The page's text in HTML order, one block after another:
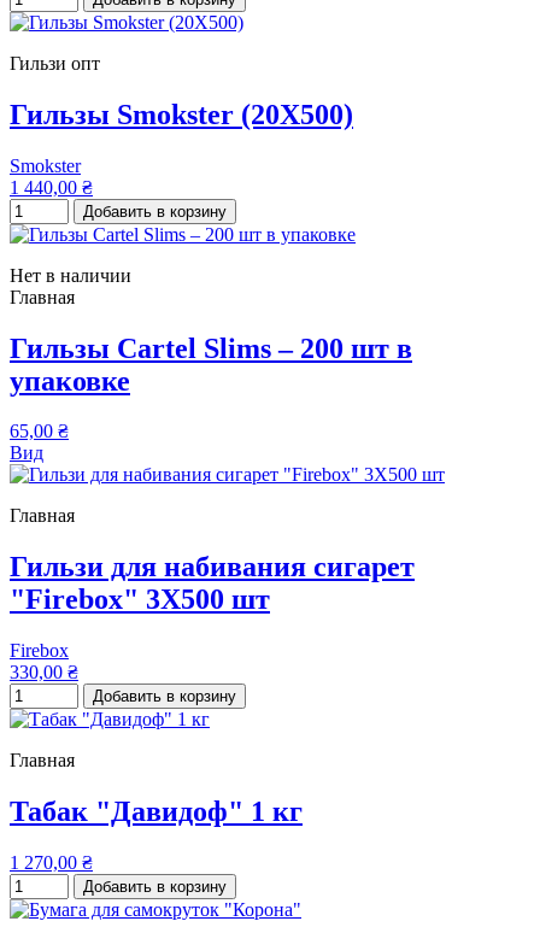
Гильзи опт
Гильзы Smokster (20Х500)
Smokster
1 440,00 ₴
Добавить в корзину
Нет в наличии
Главная
Гильзы Cartel Slims – 200 шт в
упаковке
65,00 ₴
Вид
Главная
Гильзи для набивания сигарет
"Firebox" 3Х500 шт
Firebox
330,00 ₴
Добавить в корзину
Главная
Табак "Давидоф" 1 кг
1 270,00 ₴
Добавить в корзину